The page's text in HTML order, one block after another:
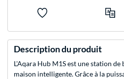
Description du produit
L'Aqara Hub M1S est une station de
maison intelligente. Grâce à la